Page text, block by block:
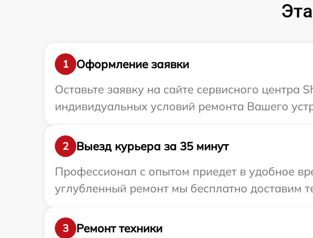
1
Оформление заявки
Оставьте заявку на сайте сервисного
индивидуальных условий ремонта Вашего
2
Выезд курьера за 35 минут
Профессионал с опытом приедет в удобное
углубленный ремонт мы бесплатно доставим
3
Ремонт техники